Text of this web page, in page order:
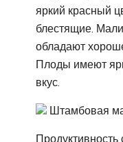
яркий красный
блестящие.
обладают
Плоды имеют
вкус.
Штамбовая
Продуктивность